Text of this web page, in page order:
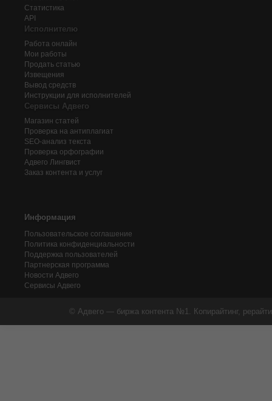
Статистика
API
Исполнителю
Работа онлайн
Мои работы
Продать статью
Извещения
Вывод средств
Инструкции для исполнителей
Сервисы Адвего
Магазин статей
Проверка на антиплагиат
SEO-анализ текста
Проверка орфографии
Адвего Лингвист
Заказ контента и услуг
Информация
Пользовательское соглашение
Политика конфиденциальности
Поддержка пользователей
Партнерская программа
Новости Адвего
Сервисы Адвего
© Адвего — биржа контента №1. Копирайтинг,